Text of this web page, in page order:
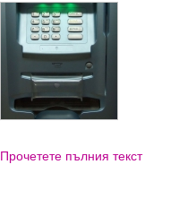
Прочетете пълния текст